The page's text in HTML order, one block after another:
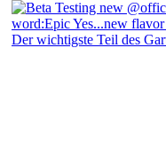
Der wichtigste Teil des